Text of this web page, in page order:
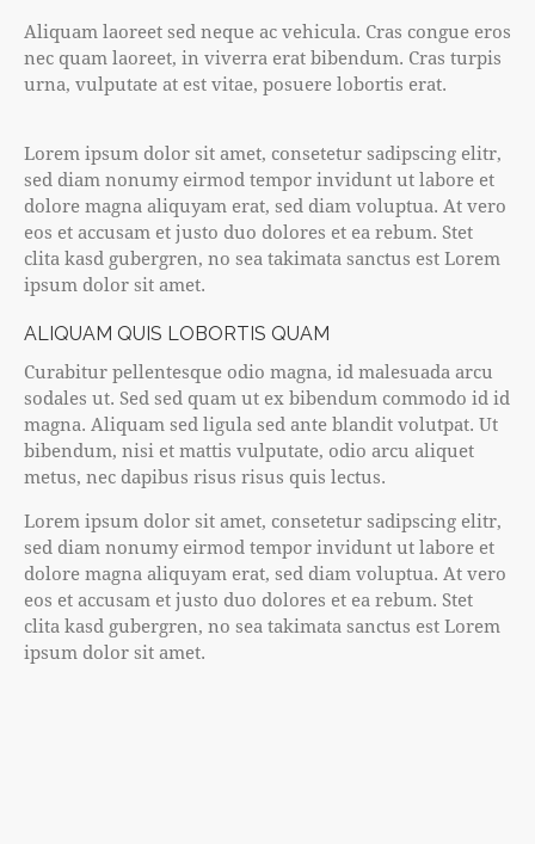
Aliquam laoreet sed neque ac vehicula. Cras congue eros
nec quam laoreet, in viverra erat bibendum. Cras turpis
urna, vulputate at est vitae, posuere lobortis erat.
Lorem ipsum dolor sit amet, consetetur sadipscing elitr,
sed diam nonumy eirmod tempor invidunt ut labore et
dolore magna aliquyam erat, sed diam voluptua. At vero
eos et accusam et justo duo dolores et ea rebum. Stet
clita kasd gubergren, no sea takimata sanctus est Lorem
ipsum dolor sit amet.
ALIQUAM QUIS LOBORTIS QUAM
Curabitur pellentesque odio magna, id malesuada arcu
sodales ut. Sed sed quam ut ex bibendum commodo id id
magna. Aliquam sed ligula sed ante blandit volutpat. Ut
bibendum, nisi et mattis vulputate, odio arcu aliquet
metus, nec dapibus risus risus quis lectus.
Lorem ipsum dolor sit amet, consetetur sadipscing elitr,
sed diam nonumy eirmod tempor invidunt ut labore et
dolore magna aliquyam erat, sed diam voluptua. At vero
eos et accusam et justo duo dolores et ea rebum. Stet
clita kasd gubergren, no sea takimata sanctus est Lorem
ipsum dolor sit amet.